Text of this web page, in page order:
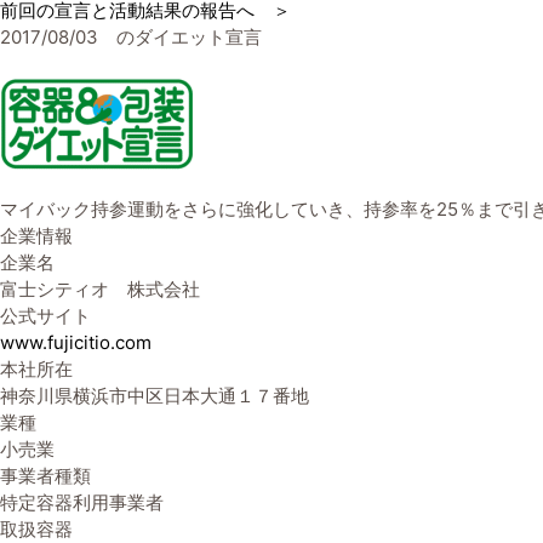
前回の宣言と活動結果の報告へ ＞
2017/08/03 のダイエット宣言
マイバック持参運動をさらに強化していき、持参率を25％まで引
企業情報
企業名
富士シティオ 株式会社
公式サイト
www.fujicitio.com
本社所在
神奈川県横浜市中区日本大通１７番地
業種
小売業
事業者種類
特定容器利用事業者
取扱容器